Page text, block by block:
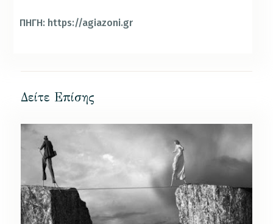
ΠΗΓΗ: https://agiazoni.gr
Δείτε Επίσης